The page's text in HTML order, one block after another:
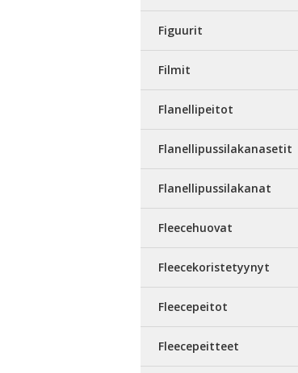
Figuurit
Filmit
Flanellipeitot
Flanellipussilakanasetit
Flanellipussilakanat
Fleecehuovat
Fleecekoristetyynyt
Fleecepeitot
Fleecepeitteet